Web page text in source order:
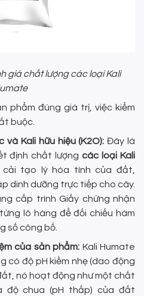
giá chất lượng các loại Kali
phẩm đúng giá trị, việc kiểm
buộc.
và Kali hữu hiệu (K2O):Đây là
định chất lượngcác loại Kali
cải tạo lý hóa tính của đất,
dinh dưỡng trực tiếp cho cây.
cấp trình Giấy chứng nhận
lô hàng để đối chiếu hàm
số công bố.
của sản phẩm: Kali Humate
có độ pH kiềm nhẹ (dao động
nó hoạt động như một chất
độ chua (pH thấp) của đất